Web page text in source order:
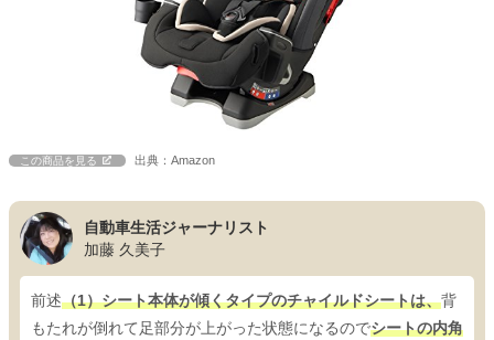
この商品を見る 出典：Amazon
自動車生活ジャーナリスト
加藤 久美子
前述（1）シート本体が傾くタイプのチャイルドシートは、背
もたれが倒れて足部分が上がった状態になるのでシートの内角